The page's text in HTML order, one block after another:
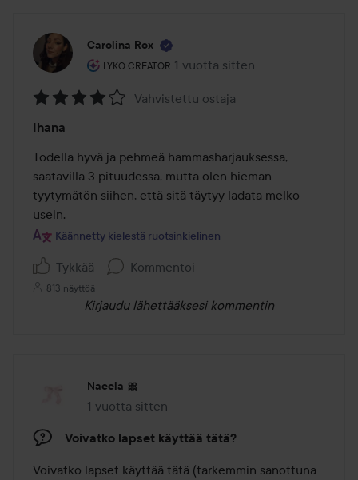
Carolina Rox
LYKO CREATOR
Käyttäjän rooli: Lyko Creator.
1 vuotta sitten
Viesti luotiin 1 vuotta sitten
4
/
5
Vahvistettu ostaja
Ihana
Todella hyvä ja pehmeä hammasharjauksessa,
saatavilla 3 pituudessa, mutta olen hieman
tyytymätön siihen, että sitä täytyy ladata melko
usein.
Käännetty kielestä ruotsinkielinen
Tykkää Kommentoi
813 näyttöä
Kirjaudu lähettääksesi kommentin
Naeela 🎀
1 vuotta sitten
Viesti luotiin 1 vuotta sitten
Voivatko lapset käyttää tätä?
Voivatko lapset käyttää tätä (tarkemmin sanottuna